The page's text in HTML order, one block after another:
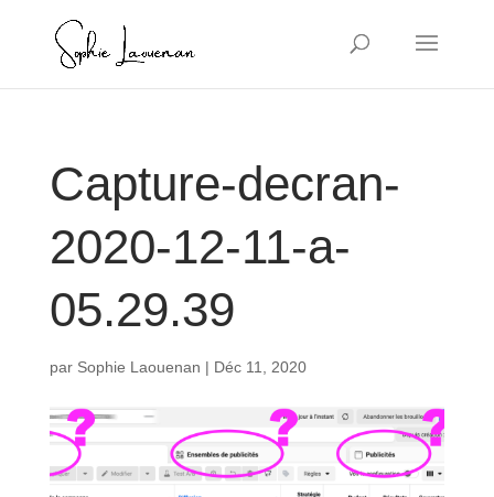
Capture-decran-
2020-12-11-a-
05.29.39
par Sophie Laouenan | Déc 11, 2020